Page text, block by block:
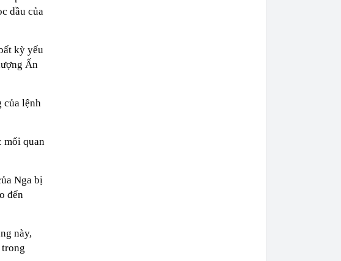
dầu của
kỳ yếu
Ấn
của lệnh
mối quan
Nga bị
đến
này,
trong